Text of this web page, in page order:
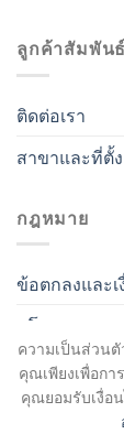
ความเป็นส่วน
คุณเพียงเพื่อกา
คุณยอมรับเงื่อ
ลูกค้าสัมพันธ์
ติดต่อเรา
สาขาและที่ตั้ง
กฎหมาย
ข้อตกลงและเ
นโยบายควา